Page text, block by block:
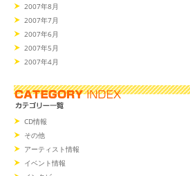
2007年8月
2007年7月
2007年6月
2007年5月
2007年4月
CD情報
その他
アーティスト情報
イベント情報